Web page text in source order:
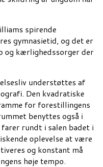
spirende
gymnasietid, og det er
og kærlighedssorger der
understøttes af
Den kvadratiske
for forestillingens
benyttes også i
rundt i salen badet i
oplevelse at være
og konstant må
høje tempo.